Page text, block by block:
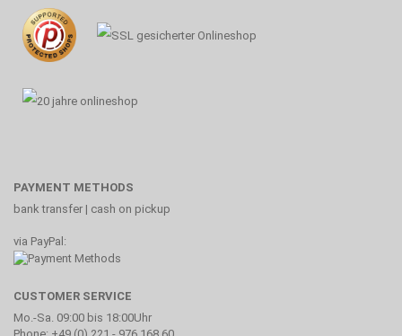
PAYMENT METHODS
bank transfer | cash on pickup
via PayPal:
CUSTOMER SERVICE
Mo.-Sa. 09:00 bis 18:00Uhr